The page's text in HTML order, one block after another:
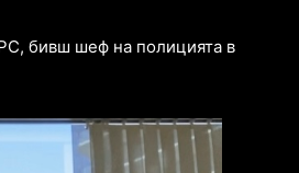
бивш шеф на полицията в